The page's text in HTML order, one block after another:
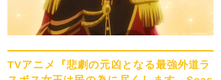
TVアニメ『悲劇の元凶となる最強外道ラ